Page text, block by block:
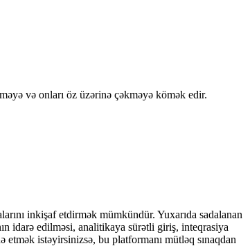
və onları öz üzərinə çəkməyə kömək edir.
inkişaf etdirmək mümkündür. Yuxarıda sadalanan
idarə edilməsi, analitikaya sürətli giriş, inteqrasiya
istəyirsinizsə, bu platformanı mütləq sınaqdan